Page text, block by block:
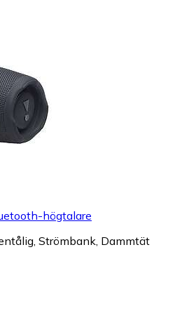
högtalare
Strömbank, Dammtät